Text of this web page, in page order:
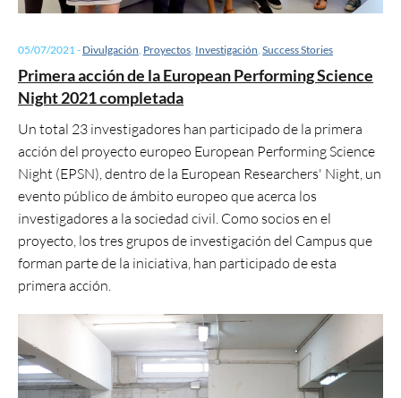
05/07/2021 - Divulgación Proyectos Investigación Success Stories
Primera acción de la European Performing Science
Night 2021 completada
Un total 23 investigadores han participado de la primera
acción del proyecto europeo European Performing Science
Night (EPSN), dentro de la European Researchers' Night, un
evento público de ámbito europeo que acerca los
investigadores a la sociedad civil. Como socios en el
proyecto, los tres grupos de investigación del Campus que
forman parte de la iniciativa, han participado de esta
primera acción.